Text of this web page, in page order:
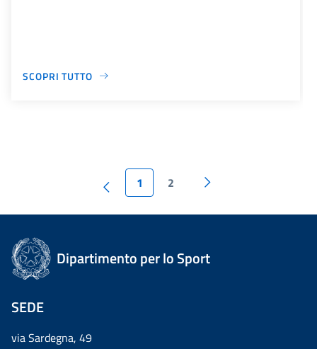
SCOPRI TUTTO
1 2
Dipartimento per lo Sport
SEDE
via Sardegna, 49